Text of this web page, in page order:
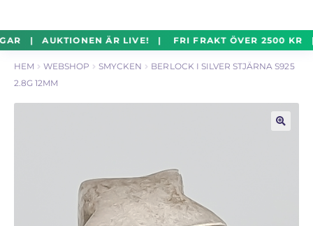
Hoppa
till
navigering
Hoppa
till
innehåll
AUKTIONEN ÄR LIVE! | FRI FRAKT ÖVER
Silverföremål
Mynt
Mitt Konto
HEM WEBSHOP SMYCKEN
BERLOCK I SILVER STJÄRNA S925
2.8G 12MM